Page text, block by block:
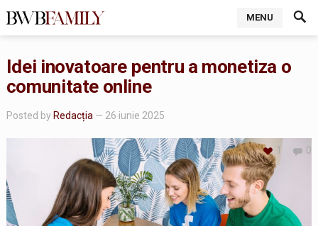
MENU
Idei inovatoare pentru a monetiza o
comunitate online
Posted by Redacția — 26 iunie 2025
0
1